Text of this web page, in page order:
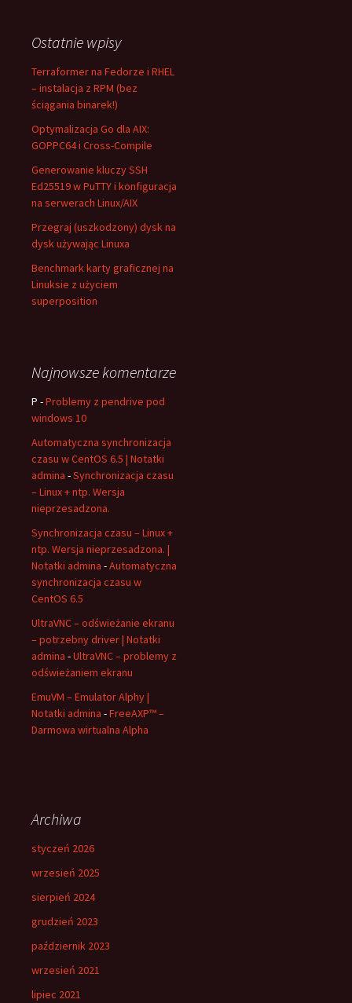
Ostatnie wpisy
Terraformer na Fedorze i RHEL
– instalacja z RPM (bez
ściągania binarek!)
Optymalizacja Go dla AIX:
GOPPC64 i Cross-Compile
Generowanie kluczy SSH
Ed25519 w PuTTY i konfiguracja
na serwerach Linux/AIX
Przegraj (uszkodzony) dysk na
dysk używając Linuxa
Benchmark karty graficznej na
Linuksie z użyciem
superposition
Najnowsze komentarze
P -Problemy z pendrive pod
windows 10
Automatyczna synchronizacja
czasu w CentOS 6.5 | Notatki
admina -Synchronizacja czasu
– Linux + ntp. Wersja
nieprzesadzona.
Synchronizacja czasu – Linux +
ntp. Wersja nieprzesadzona. |
Notatki admina -Automatyczna
synchronizacja czasu w
CentOS 6.5
UltraVNC – odświeżanie ekranu
– potrzebny driver | Notatki
admina -UltraVNC – problemy z
odświeżaniem ekranu
EmuVM – Emulator Alphy |
Notatki admina -FreeAXP™ –
Darmowa wirtualna Alpha
Archiwa
styczeń 2026
wrzesień 2025
sierpień 2024
grudzień 2023
październik 2023
wrzesień 2021
lipiec 2021